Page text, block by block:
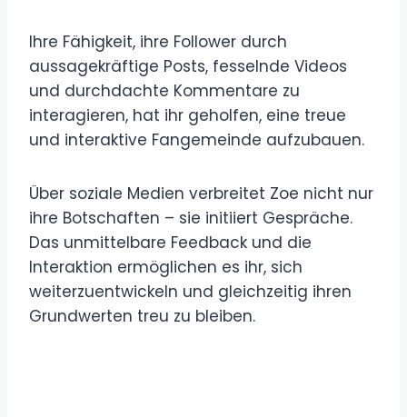
Ihre Fähigkeit, ihre Follower durch
aussagekräftige Posts, fesselnde Videos
und durchdachte Kommentare zu
interagieren, hat ihr geholfen, eine treue
und interaktive Fangemeinde aufzubauen.
Über soziale Medien verbreitet Zoe nicht nur
ihre Botschaften – sie initiiert Gespräche.
Das unmittelbare Feedback und die
Interaktion ermöglichen es ihr, sich
weiterzuentwickeln und gleichzeitig ihren
Grundwerten treu zu bleiben.